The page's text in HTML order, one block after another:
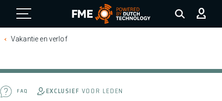
FME Logo, to the homepage
Vakantie en verlof
FAQ EXCLUSIEF VOOR LEDEN